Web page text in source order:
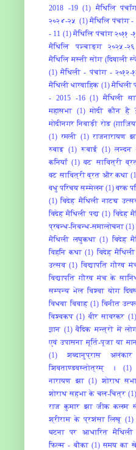
2018 -19 (1) मैथिलि
२०२४-२५ (1) मैथिलि पंचांग -
- 11 (1) मैथिलि पंचांग २०११ -
मैथिलि पञ्चाङ्ग २०२५-२६
मैथिलि मस्ती सोंग (दिवाली
(1) मैथिली - पंचांग - २०१२-
मैथिली धारवाहिक (1) मैथिली
- 2015 -16 (1) मैथिली
महासभा (1) मोदी कौन है
मोदीनगर निवाड़ी रोड
(1) रमली (1) राजनारायण
रुबाइ (1) रूबाई (1) लन्दन
कनियाँ (1) वट सावित्री
वट सावित्री व्रत और कथा
वधु परिचय सम्मेलन (1) वरक
(1) विदेह मैथिली नाट्य
विदेह मैथिली पद्य (1) विदेह
प्रबन्ध-निबन्ध-समालोचना (1)
मैथिली लघुकथा (1) विदेह
विहनि कथा (1) विदेह
उत्सव (1) विद्यापति गौरव
विद्यापति गौरव मंच के
सम्पन्य भेल विश्वा योग
विधवा विवाह (1) विनीत
विश्‍वकप (1) वीर सावरकर (1)
ज्ञान (1) वैदिक मन्त्रों में
एवं उपासना मूर्ति-पूजा या
(1)
शब्दानुप्रास अलंकार
शिवताण्डवस्तोत्रम् ।
(1)
नारायण झा (1) शोराथ
शोराथ सहभा के चल-चित्र (1)
राज कुमार झा जीक कलम
श्रीराम के प्रशंसा लिखू (1)
घटना पर आधारित मैथिली
फिल्म - बौका (1) समय का